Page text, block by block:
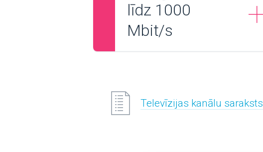
līdz 1000
Mbit/s
Televīzijas kanālu saraksts